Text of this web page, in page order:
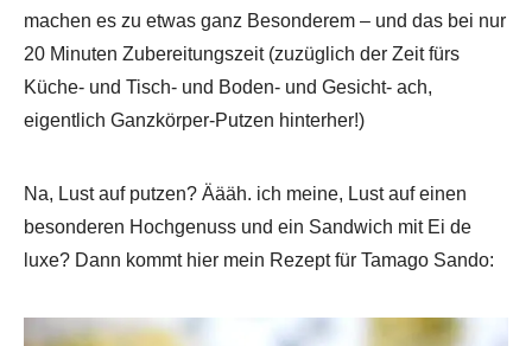
machen es zu etwas ganz Besonderem – und das bei nur
20 Minuten Zubereitungszeit (zuzüglich der Zeit fürs
Küche- und Tisch- und Boden- und Gesicht- ach,
eigentlich Ganzkörper-Putzen hinterher!)
Na, Lust auf putzen? Äääh. ich meine, Lust auf einen
besonderen Hochgenuss und ein Sandwich mit Ei de
luxe? Dann kommt hier mein Rezept für Tamago Sando: